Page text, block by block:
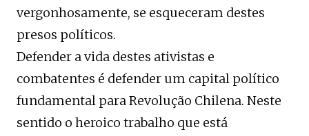
vergonhosamente, se esqueceram destes
presos políticos.
Defender a vida destes ativistas e
combatentes é defender um capital político
fundamental para Revolução Chilena. Neste
sentido o heroico trabalho que está